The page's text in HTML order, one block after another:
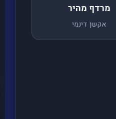
מרדף מהיר
אקשן דינמי